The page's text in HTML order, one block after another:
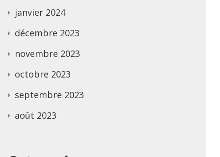
janvier 2024
décembre 2023
novembre 2023
octobre 2023
septembre 2023
août 2023